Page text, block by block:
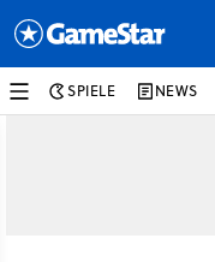
SPIELE NEWS